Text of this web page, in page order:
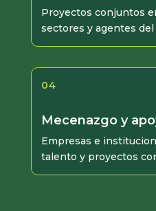
Proyectos conjuntos
sectores y agentes
04
Mecenazgo y
Empresas e
talento y proyectos